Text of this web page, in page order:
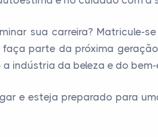
sua carreira? Matricule-
faça parte da próxima
indústria da beleza e do
e esteja preparado para